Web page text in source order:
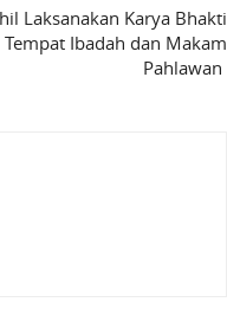
Laksanakan Karya Bhakti
Ibadah dan Makam
Pahlawan